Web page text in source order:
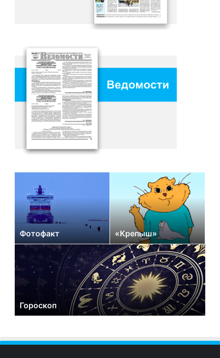
Фотофакт «Крепыш»
Гороскоп